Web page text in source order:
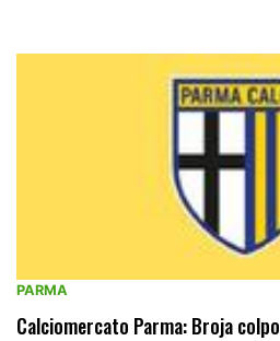
PARMA
Calciomercato Parma: Broja